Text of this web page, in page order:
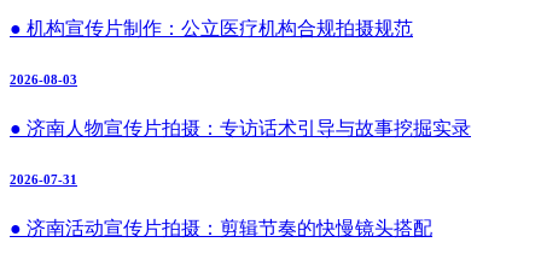
● 机构宣传片制作：公立医疗机构合规拍摄规范
2026-08-03
● 济南人物宣传片拍摄：专访话术引导与故事挖掘实录
2026-07-31
● 济南活动宣传片拍摄：剪辑节奏的快慢镜头搭配